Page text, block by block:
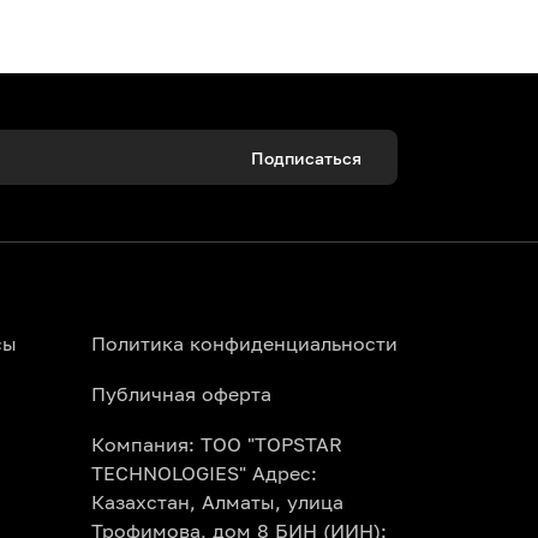
шеф-повар.
ваших талантов.
для детей подарит вашему малышу
портале Topbilet.kz. Изучите
картой. Электронный билет
уже включены все необходимые
приходите, наслаждаетесь
Подписаться
Политика конфиденциальности
Публичная оферта
Компания: ТОО "TOPSTAR
TECHNOLOGIES" Адрес:
Казахстан, Алматы, улица
Трофимова, дом 8 БИН (ИИН):